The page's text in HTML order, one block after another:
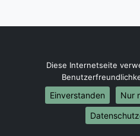
Europa-Umzüge
Umzug von Kaiserslautern
Umzug von Kaiserslautern
Umzug von Kaiserslautern
Umzug von Kaiserslautern
Diese Internetseite
Einverstanden
Nur